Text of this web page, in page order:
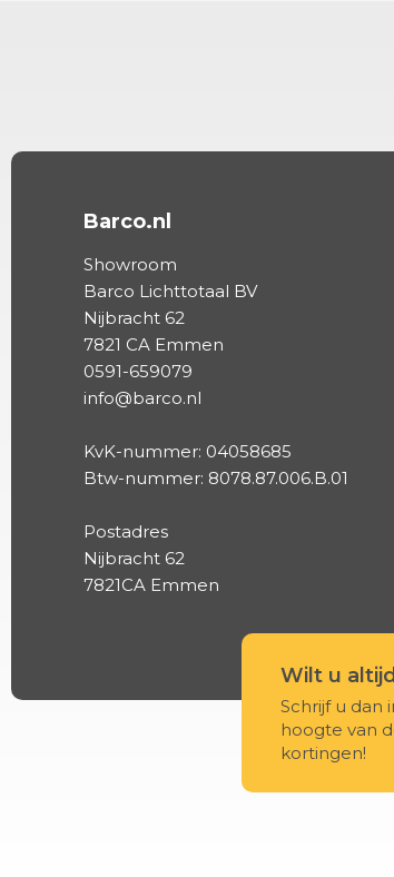
Barco.nl
Showroom
Barco Lichttotaal BV
Nijbracht 62
7821 CA Emmen
0591-659079
info@barco.nl
KvK-nummer: 04058685
Btw-nummer: 8078.87.006.B.01
Postadres
Nijbracht 62
7821CA Emmen
Wilt u
Schrijf u dan
hoogte van
kortingen!